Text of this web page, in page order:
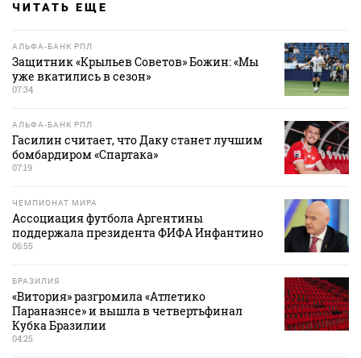
ЧИТАТЬ ЕЩЕ
АЛЬФА-БАНК РПЛ
Защитник «Крыльев Советов» Божин: «Мы
уже вкатились в сезон»
07:34
АЛЬФА-БАНК РПЛ
Гасилин считает, что Даку станет лучшим
бомбардиром «Спартака»
07:19
ЧЕМПИОНАТ МИРА
Ассоциация футбола Аргентины
поддержала президента ФИФА Инфантино
06:55
БРАЗИЛИЯ
«Витория» разгромила «Атлетико
Паранаэнсе» и вышла в четвертьфинал
Кубка Бразилии
04:25